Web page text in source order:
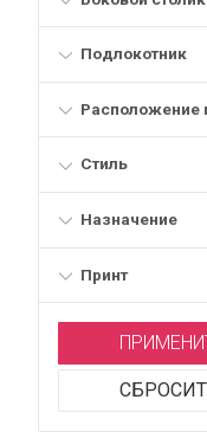
Подлокотник
Расположение
Стиль
Назначение
Принт